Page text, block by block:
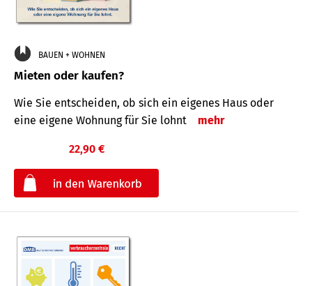
BAUEN + WOHNEN
Mieten oder kaufen?
Wie Sie entscheiden, ob sich ein eigenes Haus oder
eine eigene Wohnung für Sie lohnt
mehr
22,90 €